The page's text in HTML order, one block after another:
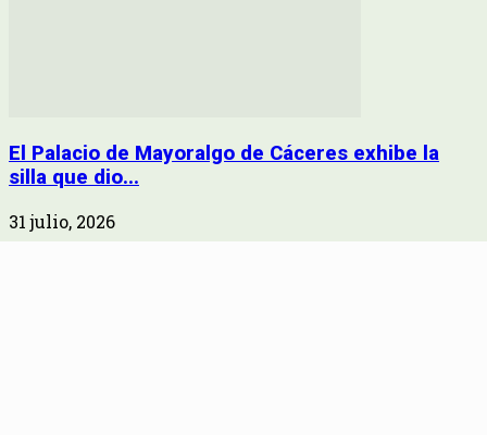
El Palacio de Mayoralgo de Cáceres exhibe la
silla que dio...
31 julio, 2026